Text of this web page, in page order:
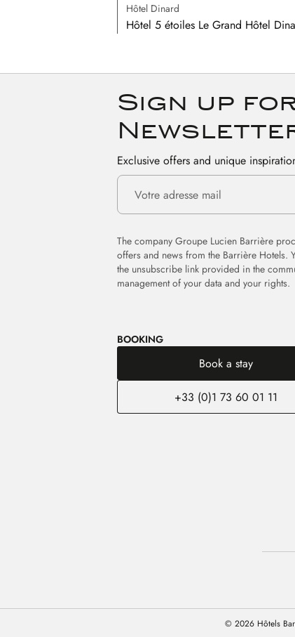
Hôtel Dinard
Hôtel 5 étoiles Le Grand Hôtel
Sign up
Exclusive offers and unique
The company Groupe Lucien Barrière
offers and news from the Barrière Hotels.
the unsubscribe link provided in the
management of your data and your rights.
BOOKING
Book a stay
+33 (0)1 73 60 01 11
© 2026 Hôtels